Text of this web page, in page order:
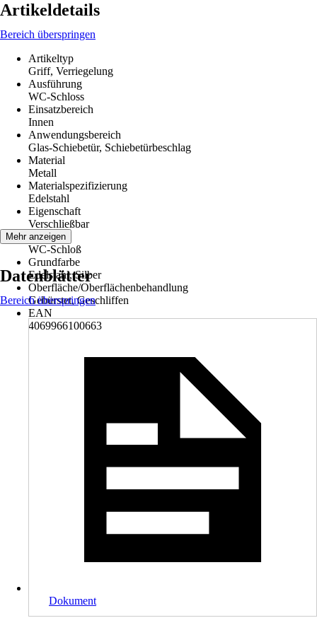
Artikeldetails
Bereich überspringen
Artikeltyp
Griff, Verriegelung
Ausführung
WC-Schloss
Einsatzbereich
Innen
Anwendungsbereich
Glas-Schiebetür, Schiebetürbeschlag
Material
Metall
Materialspezifizierung
Edelstahl
Eigenschaft
Verschließbar
Schloß
WC-Schloß
Grundfarbe
Edelstahl, Silber
Oberfläche/Oberflächenbehandlung
Gebürstet, Geschliffen
EAN
4069966100663
Mehr anzeigen
Datenblätter
Bereich überspringen
Dokument